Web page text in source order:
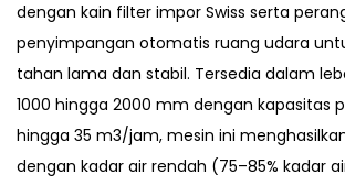
dengan kain filter impor Swiss serta
penyimpangan otomatis ruang udara
tahan lama dan stabil. Tersedia dalam
1000 hingga 2000 mm dengan kapasitas
hingga 35 m3/jam, mesin ini
dengan kadar air rendah (75–85% kadar